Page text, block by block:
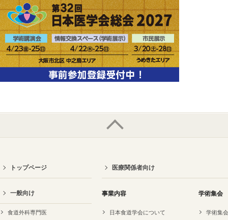
トップページ
一般向け
食道外科専門医
医療関係者向け
事業内容
日本食道学会について
学術集会
学術集